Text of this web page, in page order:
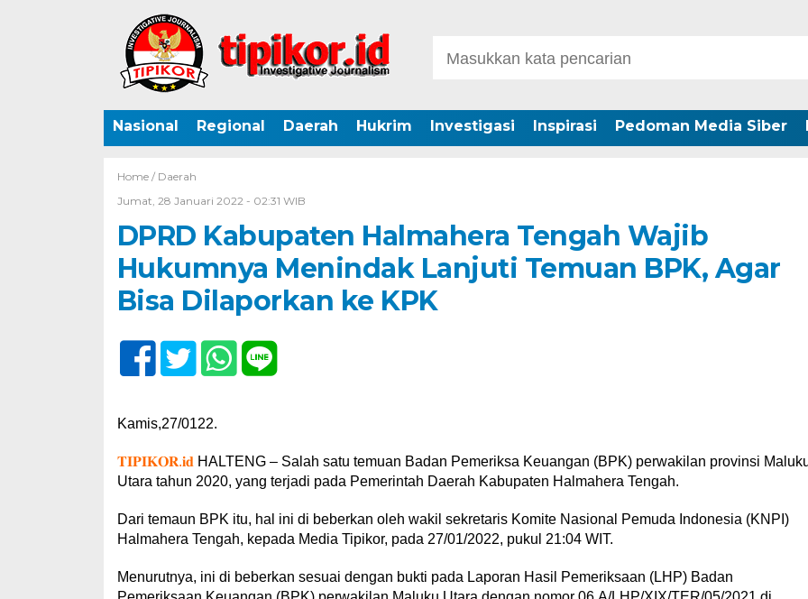
Nasional Regional Daerah Hukrim Investigasi Inspirasi Pedoman Media Siber
Home / Daerah
Jumat, 28 Januari 2022 - 02:31 WIB
DPRD Kabupaten Halmahera Tengah Wajib
Hukumnya Menindak Lanjuti Temuan BPK, Agar
Bisa Dilaporkan ke KPK
Kamis,27/0122.
𝐓𝐈𝐏𝐈𝐊𝐎𝐑.𝐢𝐝 HALTENG – Salah satu temuan Badan Pemeriksa Keuangan (BPK) perwakilan provinsi
Utara tahun 2020, yang terjadi pada Pemerintah Daerah Kabupaten Halmahera Tengah.
Dari temaun BPK itu, hal ini di beberkan oleh wakil sekretaris Komite Nasional Pemuda Indonesia (KNPI)
Halmahera Tengah, kepada Media Tipikor, pada 27/01/2022, pukul 21:04 WIT.
Menurutnya, ini di beberkan sesuai dengan bukti pada Laporan Hasil Pemeriksaan (LHP) Badan